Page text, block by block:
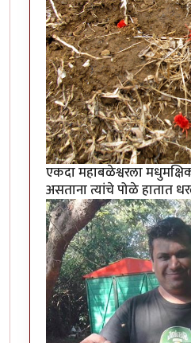
एकदा महाबळेश्वरला
असताना त्यांचे पोळे हातात